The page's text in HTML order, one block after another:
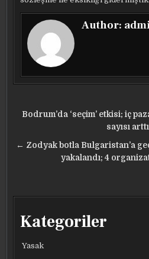
Author:
Yazı
Bodrum’da ‘seçim’ etkisi; iç
sayısı
← Zodyak botla Bulgaristan’a
yakalandı; 4
Kategoriler
Yasak